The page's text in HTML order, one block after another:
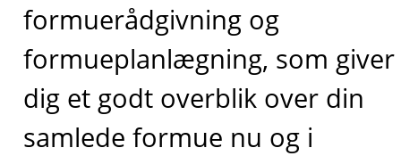
formuerådgivning og
formueplanlægning, som giver
dig et godt overblik over din
samlede formue nu og i